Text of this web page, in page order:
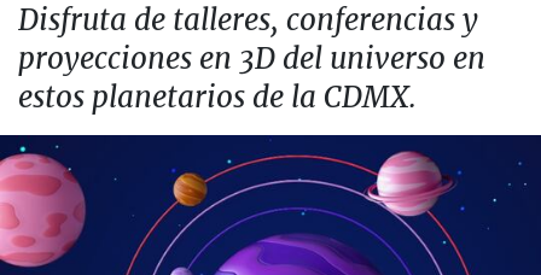
Disfruta de talleres, conferencias y
proyecciones en 3D del universo en
estos planetarios de la CDMX.